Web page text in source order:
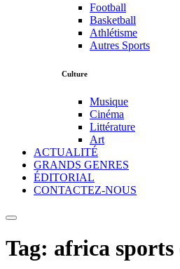
Football
Basketball
Athlétisme
Autres Sports
Culture
Musique
Cinéma
Littérature
Art
ACTUALITÉ
GRANDS GENRES
ÉDITORIAL
CONTACTEZ-NOUS
Tag: africa